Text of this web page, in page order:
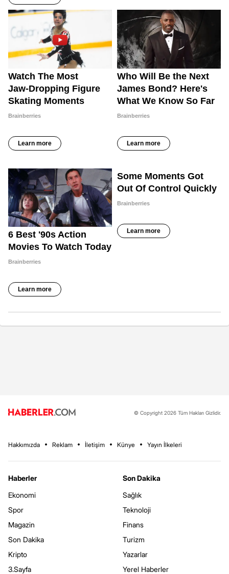
© Copyright 2026 Tüm Hakları Gizlidir.
Hakkımızda Reklam İletişim Künye Yayın İlkeleri
Haberler
Ekonomi
Spor
Magazin
Son Dakika
Kripto
3.Sayfa
Son Dakika
Sağlık
Teknoloji
Finans
Turizm
Yazarlar
Yerel Haberler